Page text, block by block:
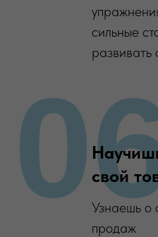
сильные
развивать
свой
Узнаешь о
продаж